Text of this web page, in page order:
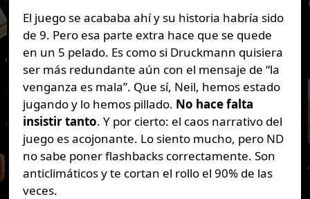
El juego se acababa ahí y su historia habría sido
de 9. Pero esa parte extra hace que se quede
en un 5 pelado. Es como si Druckmann quisiera
ser más redundante aún con el mensaje de “la
venganza es mala”. Que sí, Neil, hemos estado
jugando y lo hemos pillado. No hace falta
insistir tanto. Y por cierto: el caos narrativo del
juego es acojonante. Lo siento mucho, pero ND
no sabe poner flashbacks correctamente. Son
anticlimáticos y te cortan el rollo el 90% de las
veces.